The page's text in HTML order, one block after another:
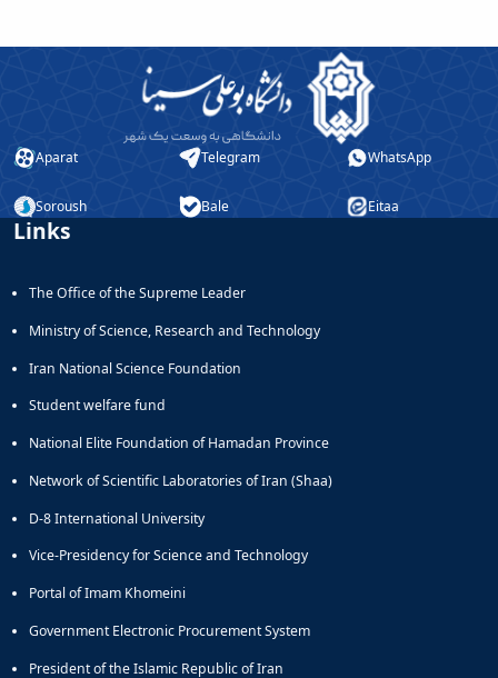
Aparat Telegram WhatsApp
Soroush Bale Eitaa
Links
The Office of the Supreme Leader
Ministry of Science, Research and Technology
Iran National Science Foundation
Student welfare fund
National Elite Foundation of Hamadan Province
Network of Scientific Laboratories of Iran (Shaa)
D-8 International University
Vice-Presidency for Science and Technology
Portal of Imam Khomeini
Government Electronic Procurement System
President of the Islamic Republic of Iran